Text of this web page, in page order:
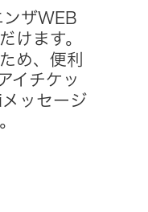
ンザWEB
けます。
め、便利
イチケッ
メッセージ